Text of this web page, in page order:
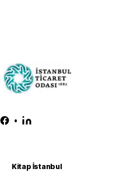
•
Kitap İstanbul